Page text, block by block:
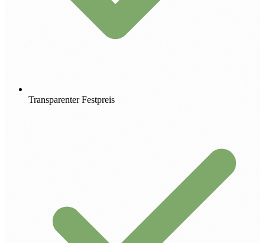
Transparenter Festpreis